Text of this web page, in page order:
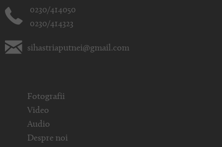
0230/414050
0230/414323
sihastriaputnei@gmail.com
Fotografii
Video
Audio
Despre noi